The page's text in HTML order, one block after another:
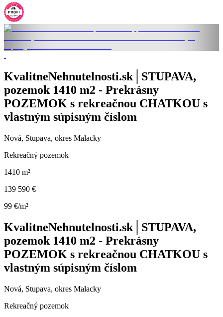
KvalitneNehnutelnosti.sk│STUPAVA,
pozemok 1410 m2 - Prekrásny
POZEMOK s rekreačnou CHATKOU s
vlastným súpisným číslom
Nová, Stupava, okres Malacky
Rekreačný pozemok
1410 m²
139 590 €
99 €/m²
KvalitneNehnutelnosti.sk│STUPAVA,
pozemok 1410 m2 - Prekrásny
POZEMOK s rekreačnou CHATKOU s
vlastným súpisným číslom
Nová, Stupava, okres Malacky
Rekreačný pozemok